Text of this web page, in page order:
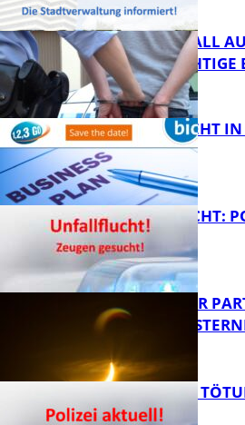
FB News
FB Kultur
FB News
RAUBÜBERFALL
TATVERDÄCHTIGE
1,2,3 GO® GEHT IN
UNFALLFLUCHT:
ZEUGEN
VORTRAG ZUR
PERSEIDEN
VERSUCHTES
ERMITTELT